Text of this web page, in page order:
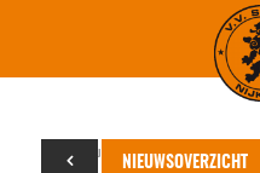
NIEUWSOVERZICHT
12 augustus 2016